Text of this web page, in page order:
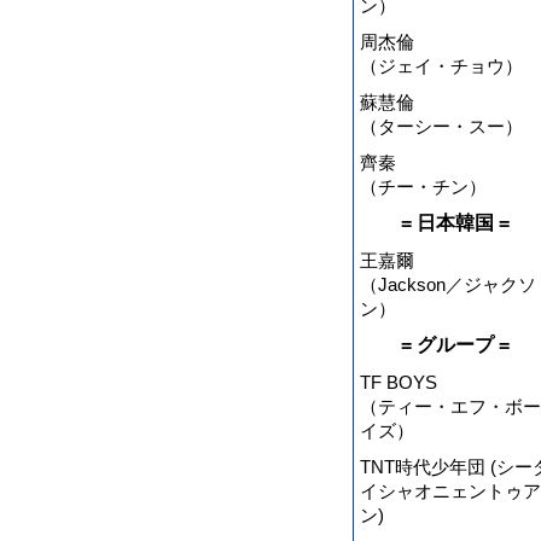
ン）
周杰倫
（ジェイ・チョウ）
蘇慧倫
（ターシー・スー）
齊秦
（チー・チン）
= 日本韓国 =
王嘉爾
（Jackson／ジャクソ
ン）
= グループ =
TF BOYS
（ティー・エフ・ボー
イズ）
TNT時代少年団 (シー
イシャオニェントゥア
ン)